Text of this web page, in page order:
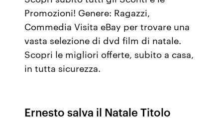
Promozioni! Genere: Ragazzi,
Commedia Visita eBay per trovare una
vasta selezione di dvd film di natale.
Scopri le migliori offerte, subito a casa,
in tutta sicurezza.
Ernesto salva il Natale Titolo